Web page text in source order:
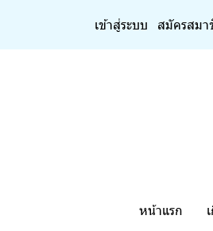
เข้าสู่ระบบ สมัครสมา
หน้าแรก